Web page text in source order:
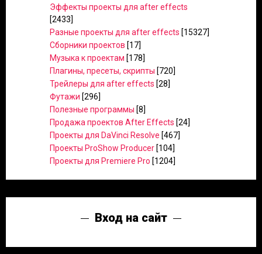
Эффекты проекты для after effects
[2433]
Разные проекты для after effects [15327]
Сборники проектов [17]
Музыка к проектам [178]
Плагины, пресеты, скрипты [720]
Трейлеры для after effects [28]
Футажи [296]
Полезные программы [8]
Продажа проектов After Effects [24]
Проекты для DaVinci Resolve [467]
Проекты ProShow Producer [104]
Проекты для Premiere Pro [1204]
Вход на сайт